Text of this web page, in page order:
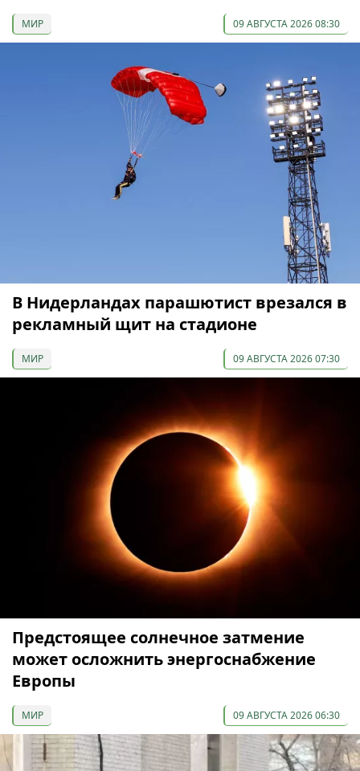
МИР 09 АВГУСТА 2026 08:30
В Нидерландах парашютист врезался в
рекламный щит на стадионе
МИР 09 АВГУСТА 2026 07:30
Предстоящее солнечное затмение
может осложнить энергоснабжение
Европы
МИР 09 АВГУСТА 2026 06:30